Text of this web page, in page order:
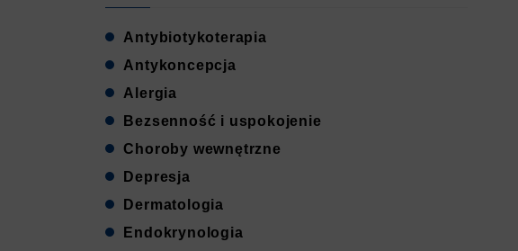
Antybiotykoterapia
Antykoncepcja
Alergia
Bezsenność i uspokojenie
Choroby wewnętrzne
Depresja
Dermatologia
Endokrynologia